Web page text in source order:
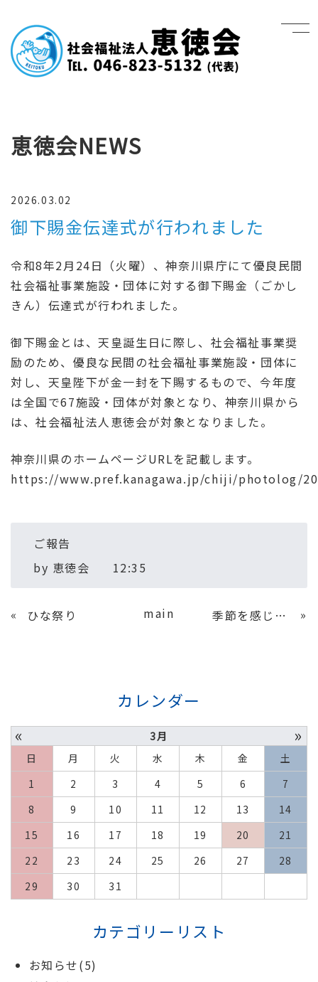
恵徳会NEWS
2026.03.02
御下賜金伝達式が行われました
令和8年2月24日（火曜）、神奈川県庁にて優良民間
社会福祉事業施設・団体に対する御下賜金（ごかし
きん）伝達式が行われました。
御下賜金とは、天皇誕生日に際し、社会福祉事業奨
励のため、優良な民間の社会福祉事業施設・団体に
対し、天皇陛下が金一封を下賜するもので、今年度
は全国で67施設・団体が対象となり、神奈川県から
は、社会福祉法人恵徳会が対象となりました。
神奈川県のホームページURLを記載します。
https://www.pref.kanagawa.jp/chiji/photolog/
ご報告
by 恵徳会 12:35
« ひな祭り main 季節を感じる食べるシリーズ »
カレンダー
«
3月 »
日 月 火 水 木 金
土
1
2 3 4 5 6
7
8
9 10 11 12 13
14
15
16 17 18 19 20
21
22
23 24 25 26 27
28
29
30 31
カテゴリーリスト
お知らせ(5)